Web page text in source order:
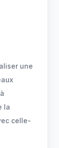
une
la
celle-